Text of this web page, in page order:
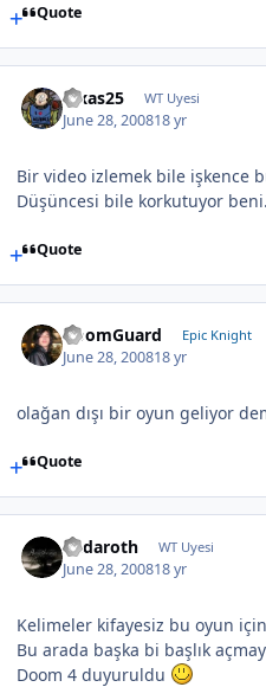
Quote
luxas25 WT Uyesi
June 28, 200818 yr
Bir video izlemek bile işkence
Düşüncesi bile korkutuyor beni.
Quote
DoomGuard Epic Knight
June 28, 200818 yr
olağan dışı bir oyun geliyor
Quote
Endaroth WT Uyesi
June 28, 200818 yr
Kelimeler kifayesiz bu oyun için
Bu arada başka bi başlık
Doom 4 duyuruldu